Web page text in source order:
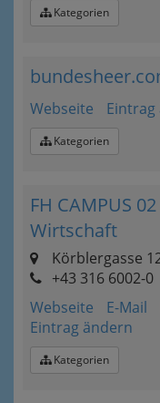
Kategorien
Webseite
Kategorien
FH CAMPUS
Wirtschaft
Körblergasse
+43 316 6002-0
Webseite
E-Mail
Eintrag ändern
Kategorien